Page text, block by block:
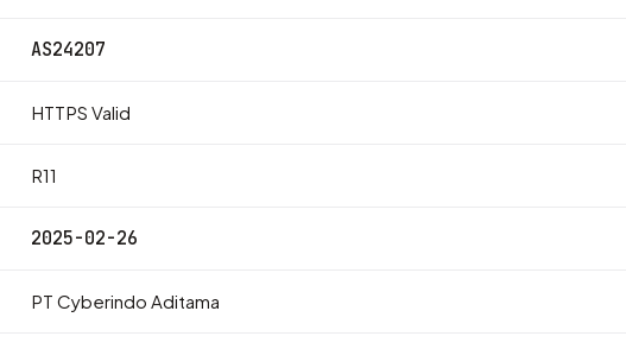
AS24207
HTTPS Valid
R11
2025-02-26
PT Cyberindo Aditama